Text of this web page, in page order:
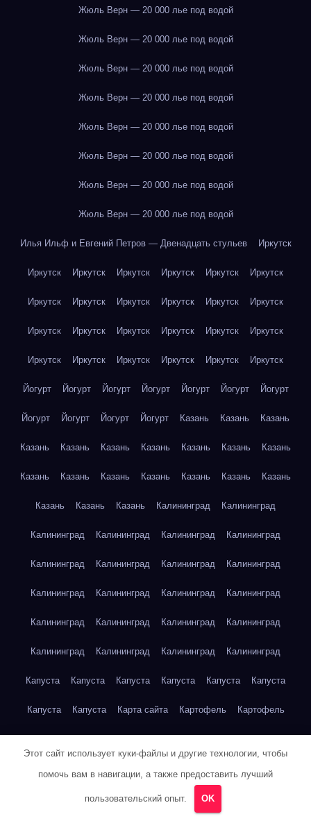
Жюль Верн — 20 000 лье под водой
Жюль Верн — 20 000 лье под водой
Жюль Верн — 20 000 лье под водой
Жюль Верн — 20 000 лье под водой
Жюль Верн — 20 000 лье под водой
Жюль Верн — 20 000 лье под водой
Жюль Верн — 20 000 лье под водой
Жюль Верн — 20 000 лье под водой
Илья Ильф и Евгений Петров — Двенадцать стульев Иркутск
Иркутск Иркутск Иркутск Иркутск Иркутск Иркутск
Иркутск Иркутск Иркутск Иркутск Иркутск Иркутск
Иркутск Иркутск Иркутск Иркутск Иркутск Иркутск
Иркутск Иркутск Иркутск Иркутск Иркутск Иркутск
Йогурт Йогурт Йогурт Йогурт Йогурт Йогурт Йогурт
Йогурт Йогурт Йогурт Йогурт Казань Казань Казань
Казань Казань Казань Казань Казань Казань Казань
Казань Казань Казань Казань Казань Казань Казань
Казань Казань Казань Калининград Калининград
Калининград Калининград Калининград Калининград
Калининград Калининград Калининград Калининград
Калининград Калининград Калининград Калининград
Калининград Калининград Калининград Калининград
Калининград Калининград Калининград Калининград
Капуста Капуста Капуста Капуста Капуста Капуста
Капуста Капуста Карта сайта Картофель Картофель
Кейптаун
Кейптаун Кейптаун Кейптаун
Этот сайт использует куки-файлы и другие технологии, чтобы
помочь вам в навигации, а также предоставить лучший
пользовательский опыт. OK